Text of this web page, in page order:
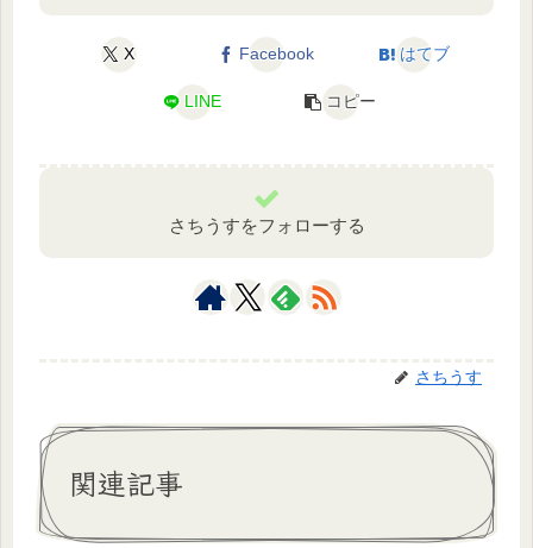
X Facebook はてブ
LINE コピー
さちうすをフォローする
さちうす
関連記事